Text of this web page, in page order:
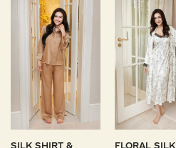
SILK SHIRT & FLORAL SILK